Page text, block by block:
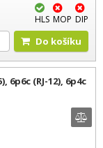
HLS MOP DIP
Do košíku
(RJ-12), 6p4c